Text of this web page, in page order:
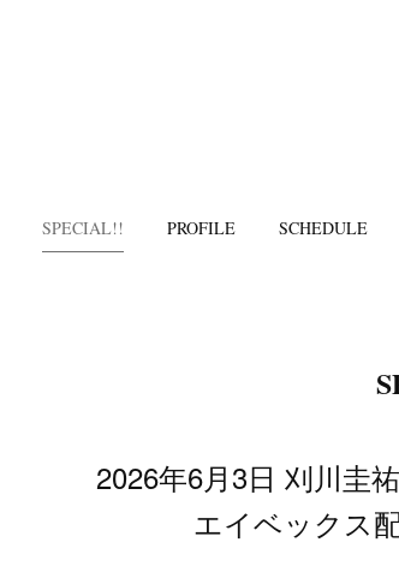
SPECIAL!! PROFILE SCHEDULE
2026年6月3日 刈川圭
エイベックス